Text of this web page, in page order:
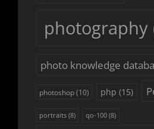
photography
photo knowledge
photoshop (10) php (15)
portraits(8) qo-100(8)